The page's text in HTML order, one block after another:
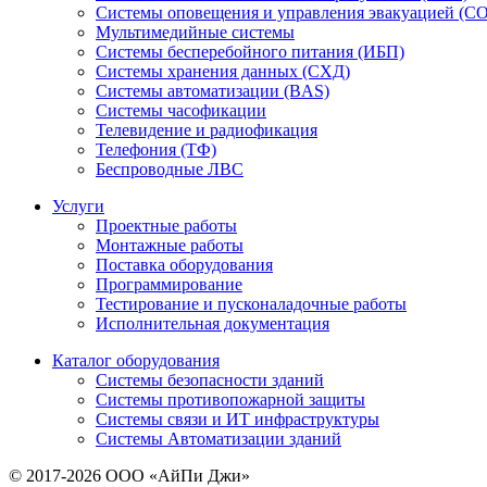
Системы оповещения и управления эвакуацией
Мультимедийные системы
Системы бесперебойного питания (ИБП)
Системы хранения данных (СХД)
Системы автоматизации (BAS)
Системы часофикации
Телевидение и радиофикация
Телефония (ТФ)
Беспроводные ЛВС
Услуги
Проектные работы
Монтажные работы
Поставка оборудования
Программирование
Тестирование и пусконаладочные работы
Исполнительная документация
Каталог оборудования
Системы безопасности зданий
Системы противопожарной защиты
Системы связи и ИТ инфраструктуры
Системы Автоматизации зданий
© 2017-2026 ООО «АйПи Джи»